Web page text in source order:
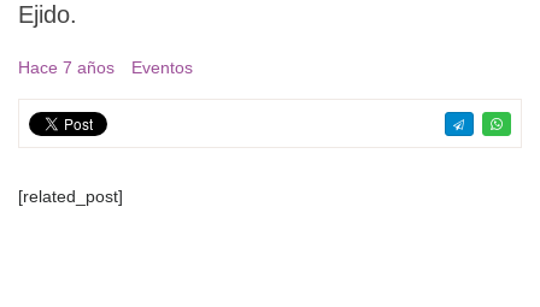
Ejido.
Hace 7 años Eventos
[related_post]